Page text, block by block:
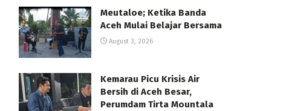
Meutaloe; Ketika Banda
Aceh Mulai Belajar Bersama
August 3, 2026
Kemarau Picu Krisis Air
Bersih di Aceh Besar,
Perumdam Tirta Mountala